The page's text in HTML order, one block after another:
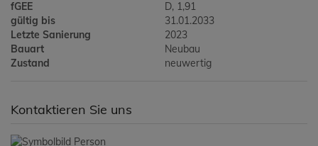
fGEE
D, 1,91
gültig bis
31.01.2033
Letzte Sanierung
2023
Bauart
Neubau
Zustand
neuwertig
Kontaktieren Sie uns